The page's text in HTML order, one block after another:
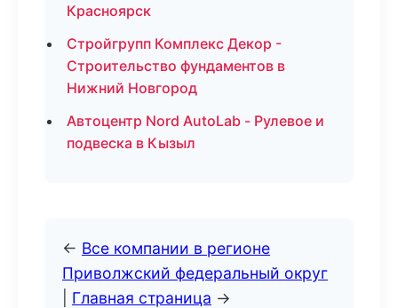
Красноярск
Стройгрупп Комплекс Декор -
Строительство фундаментов в
Нижний Новгород
Автоцентр Nord AutoLab - Рулевое и
подвеска в Кызыл
← Все компании в регионе
Приволжский федеральный округ
Главная страница →